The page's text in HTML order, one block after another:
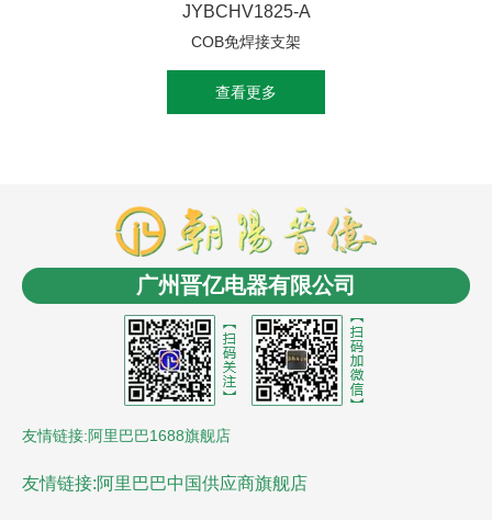
JYBCHV1825-A
COB免焊接支架
查看更多
商盟成员：云南LED 消防工程安装 商业电子秤
电缆桥架 无人机信号干扰屏蔽反制 沈阳油浸式变压
器 控制电缆 沈阳风机盘管 LCR数字电桥 贵州led显
氮化铝陶瓷基板
广州晋亿电器有限公司
友情链接:阿里巴巴1688旗舰店
友情链接:阿里巴巴中国供应商旗舰店